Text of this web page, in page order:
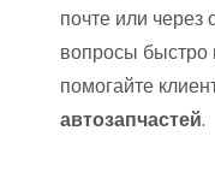
почте или через
вопросы быстро
помогайте
автозапчастей.